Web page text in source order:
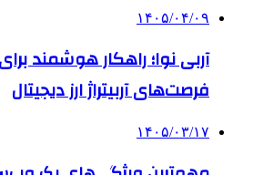
۱۴۰۵/۰۴/۰۹
آربی نوا؛ راهکار هوشمند
فرصت‌های آربیتراژ ارز دیجیتال
۱۴۰۵/۰۳/۱۷